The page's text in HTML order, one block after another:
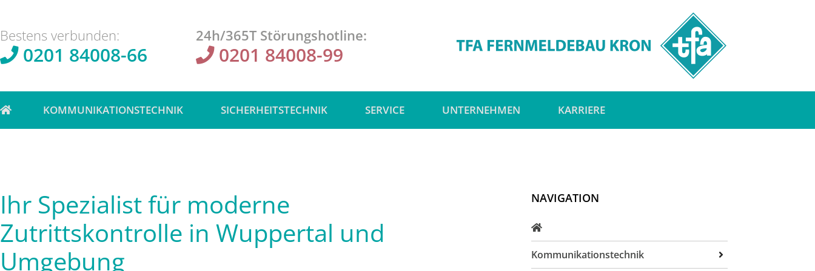
Bestens verbunden:
0201 84008-66
24h/365T Störungshotline:
0201 84008-99
KOMMUNIKATIONSTECHNIK SICHERHEITSTECHNIK SERVICE UNTERNEHMEN KARRIERE
Ihr Spezialist für moderne
Zutrittskontrolle in Wuppertal und
Umgebung
NAVIGATION
Kommunikationstechnik